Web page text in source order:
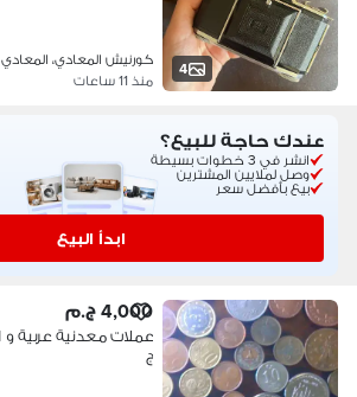
4
كورنيش المعادي، المعادي
منذ 11 ساعات
عندك حاجة للبيع؟
انشر في 3 خطوات بسيطة
وصل لملايين المشترين
بيع بأفضل سعر
ابدأ البيع
4,000 ج.م
ج